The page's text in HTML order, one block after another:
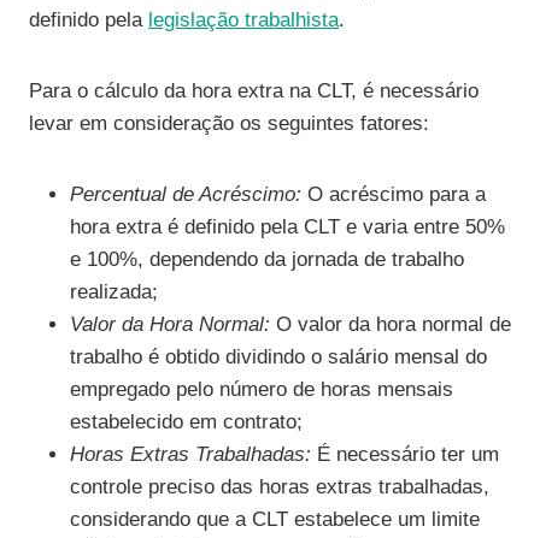
definido pela legislação trabalhista.
Para o cálculo da hora extra na CLT, é necessário
levar em consideração os seguintes fatores:
Percentual de Acréscimo: O acréscimo para a
hora extra é definido pela CLT e varia entre 50%
e 100%, dependendo da jornada de trabalho
realizada;
Valor da Hora Normal: O valor da hora normal de
trabalho é obtido dividindo o salário mensal do
empregado pelo número de horas mensais
estabelecido em contrato;
Horas Extras Trabalhadas: É necessário ter um
controle preciso das horas extras trabalhadas,
considerando que a CLT estabelece um limite